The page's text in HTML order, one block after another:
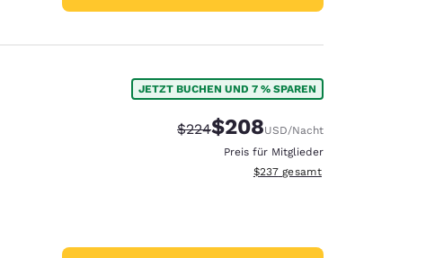
JETZT BUCHEN UND 7 % SPAREN
Durchgestrichener Preis:
$224Vergünstigter Preis:
$208USD/Nacht
Preis für Mitglieder
Geschätzte Gesamtdetails
$237 gesamt